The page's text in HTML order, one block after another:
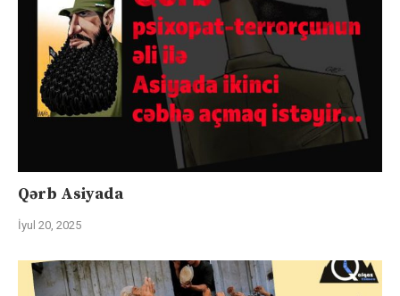
Qərb Asiyada
İyul 20, 2025